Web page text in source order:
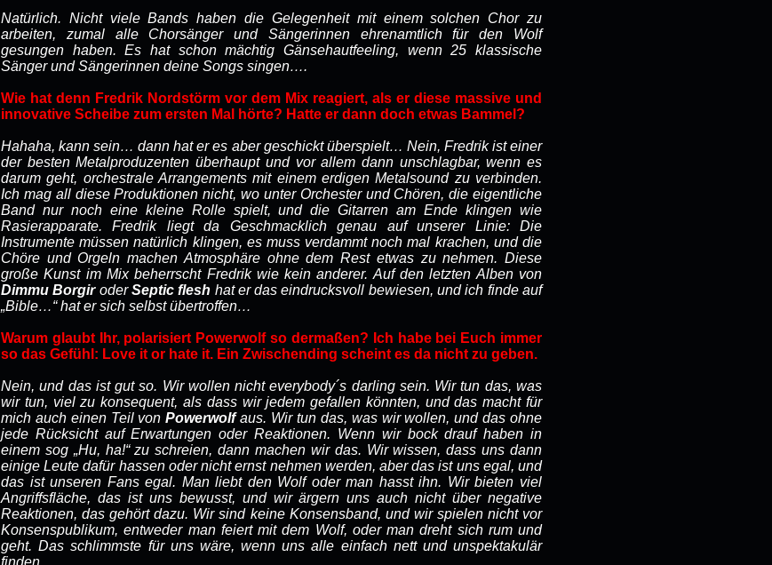
Natürlich. Nicht viele Bands haben die Gelegenheit mit einem solchen Chor zu
arbeiten, zumal alle Chorsänger und Sängerinnen ehrenamtlich für den Wolf
gesungen haben. Es hat schon mächtig Gänsehautfeeling, wenn 25 klassische
Sänger und Sängerinnen deine Songs singen….
Wie hat denn Fredrik Nordstörm vor dem Mix reagiert, als er diese massive und
innovative Scheibe zum ersten Mal hörte? Hatte er dann doch etwas Bammel?
Hahaha, kann sein… dann hat er es aber geschickt überspielt… Nein, Fredrik ist einer
der besten Metalproduzenten überhaupt und vor allem dann unschlagbar, wenn es
darum geht, orchestrale Arrangements mit einem erdigen Metalsound zu verbinden.
Ich mag all diese Produktionen nicht, wo unter Orchester und Chören, die eigentliche
Band nur noch eine kleine Rolle spielt, und die Gitarren am Ende klingen wie
Rasierapparate. Fredrik liegt da Geschmacklich genau auf unserer Linie: Die
Instrumente müssen natürlich klingen, es muss verdammt noch mal krachen, und die
Chöre und Orgeln machen Atmosphäre ohne dem Rest etwas zu nehmen. Diese
große Kunst im Mix beherrscht Fredrik wie kein anderer. Auf den letzten Alben von
Dimmu BorgiroderSeptic flesh hat er das eindrucksvoll bewiesen, und ich finde auf
„Bible…“ hat er sich selbst übertroffen…
Warum glaubt Ihr, polarisiert Powerwolf so dermaßen? Ich habe bei Euch immer
so das Gefühl: Love it or hate it. Ein Zwischending scheint es da nicht zu geben.
Nein, und das ist gut so. Wir wollen nicht everybody´s darling sein. Wir tun das, was
wir tun, viel zu konsequent, als dass wir jedem gefallen könnten, und das macht für
mich auch einen Teil vonPowerwolfaus. Wir tun das, was wir wollen, und das ohne
jede Rücksicht auf Erwartungen oder Reaktionen. Wenn wir bock drauf haben in
einem sog „Hu, ha!“ zu schreien, dann machen wir das. Wir wissen, dass uns dann
einige Leute dafür hassen oder nicht ernst nehmen werden, aber das ist uns egal, und
das ist unseren Fans egal. Man liebt den Wolf oder man hasst ihn. Wir bieten viel
Angriffsfläche, das ist uns bewusst, und wir ärgern uns auch nicht über negative
Reaktionen, das gehört dazu. Wir sind keine Konsensband, und wir spielen nicht vor
Konsenspublikum, entweder man feiert mit dem Wolf, oder man dreht sich rum und
geht. Das schlimmste für uns wäre, wenn uns alle einfach nett und unspektakulär
finden…